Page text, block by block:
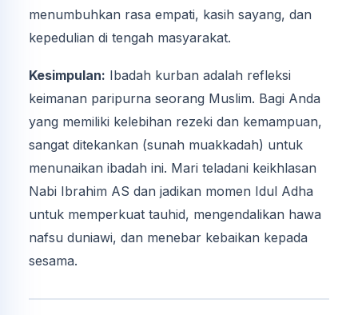
menumbuhkan rasa empati, kasih sayang, dan
kepedulian di tengah masyarakat.
Kesimpulan: Ibadah kurban adalah refleksi
keimanan paripurna seorang Muslim. Bagi Anda
yang memiliki kelebihan rezeki dan kemampuan,
sangat ditekankan (sunah muakkadah) untuk
menunaikan ibadah ini. Mari teladani keikhlasan
Nabi Ibrahim AS dan jadikan momen Idul Adha
untuk memperkuat tauhid, mengendalikan hawa
nafsu duniawi, dan menebar kebaikan kepada
sesama.